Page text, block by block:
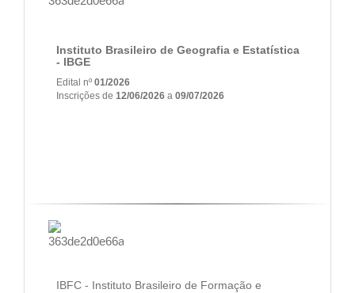
Instituto Brasileiro de Geografia e Estatística
- IBGE
Edital nº01/2026
Inscrições de 12/06/2026 a 09/07/2026
IBFC - Instituto Brasileiro de Formação e